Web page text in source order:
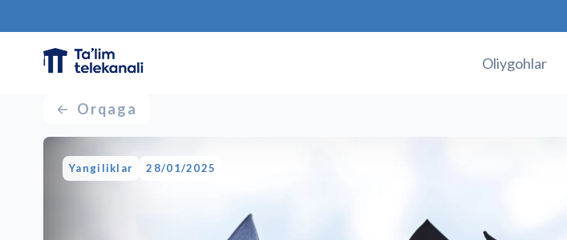
Oliygohlar
Orqaga
Yangiliklar 28/01/2025